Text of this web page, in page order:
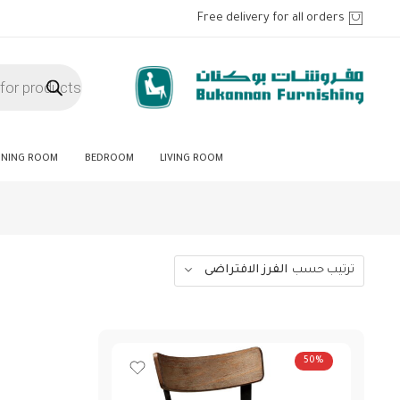
LIVING ROOM
BEDROOM
ROOM
ترتيب حسب الفرز الافتراضى
50%